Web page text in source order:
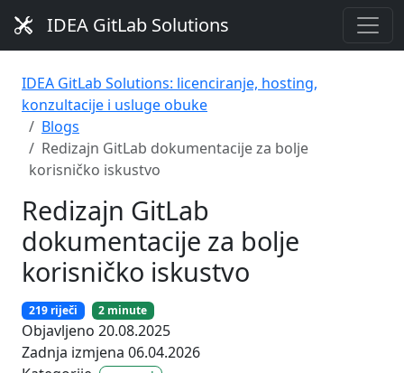
IDEA GitLab Solutions
IDEA GitLab Solutions: licenciranje, hosting,
konzultacije i usluge obuke
Blogs
Redizajn GitLab dokumentacije za bolje
korisničko iskustvo
Redizajn GitLab
dokumentacije za bolje
korisničko iskustvo
219 riječi 2 minute
Objavljeno 20.08.2025
Zadnja izmjena 06.04.2026